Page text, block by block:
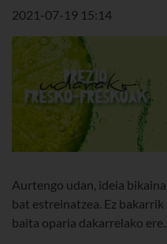
2021-07-19 15:14
Aurtengo udan, ideia
bat estreinatzea. Ez
baita oparia dakarrelako ere.